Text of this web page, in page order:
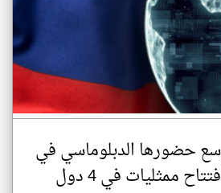
حضورها الدبلوماسي في
إفريقيا بافتتاح ممثليات في 4 دول